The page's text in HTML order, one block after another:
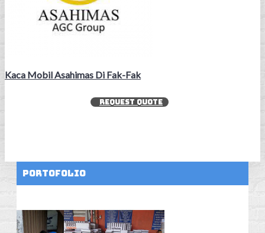
Kaca Mobil Asahimas Di Fak-Fak
REQUEST QUOTE
Portofolio